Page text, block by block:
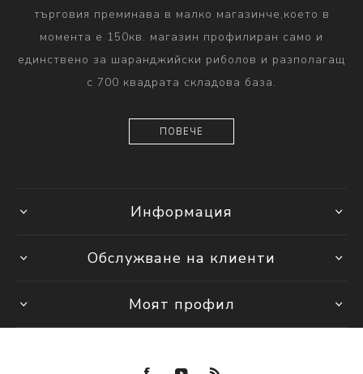
търговия преминава в малко магазинче,което в
момента е 150кв. магазин профилиран само и
единствено за шаранджийски риболов и разполагащ
с 700 квадрата складова база.
ПОВЕЧЕ
Информация
Обслужване на клиенти
Моят профил